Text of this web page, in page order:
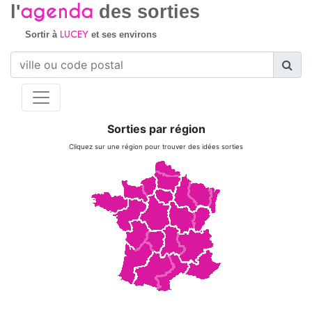
l'agenda des sorties
Sortir à LUCEYet ses environs
Sorties par région
Cliquez sur une région pour trouver des idées sorties